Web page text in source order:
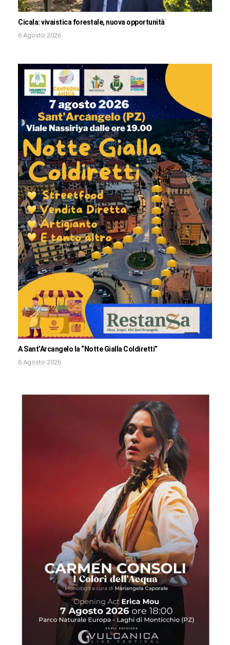
Cicala: vivaistica forestale, nuova opportunità
6 Agosto 2026
A Sant’Arcangelo la “Notte Gialla Coldiretti”
6 Agosto 2026